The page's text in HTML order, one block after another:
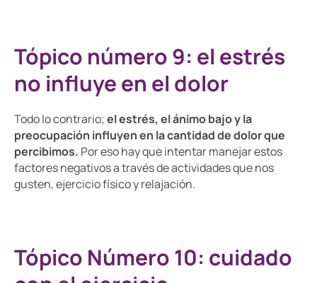
Tópico número 9: el estrés
no influye en el dolor
Todo lo contrario;el estrés, el ánimo bajo y la
preocupación influyen en la cantidad de dolor que
percibimos. Por eso hay que intentar manejar estos
factores negativos a través de actividades que nos
gusten, ejercicio físico y relajación.
Tópico Número 10: cuidado